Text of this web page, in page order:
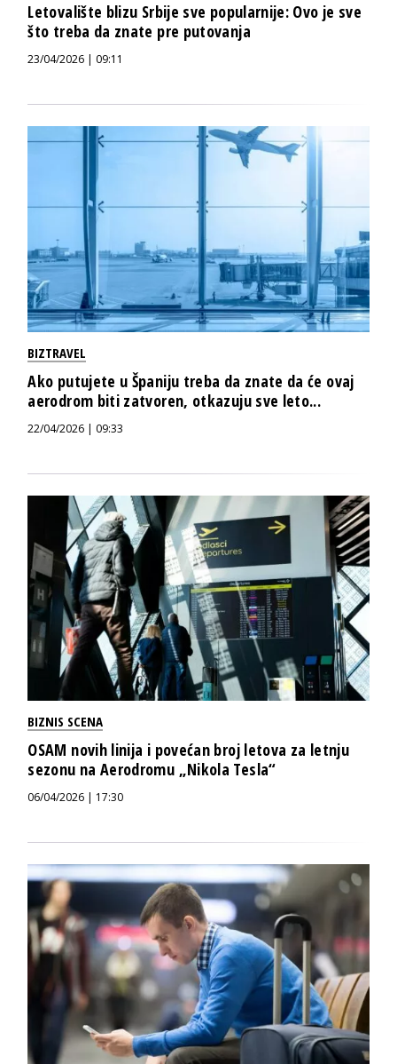
Letovalište blizu Srbije sve popularnije: Ovo je sve
što treba da znate pre putovanja
23/04/2026 | 09:11
BIZTRAVEL
Ako putujete u Španiju treba da znate da će ovaj
aerodrom biti zatvoren, otkazuju sve leto...
22/04/2026 | 09:33
BIZNIS SCENA
OSAM novih linija i povećan broj letova za letnju
sezonu na Aerodromu „Nikola Tesla“
06/04/2026 | 17:30